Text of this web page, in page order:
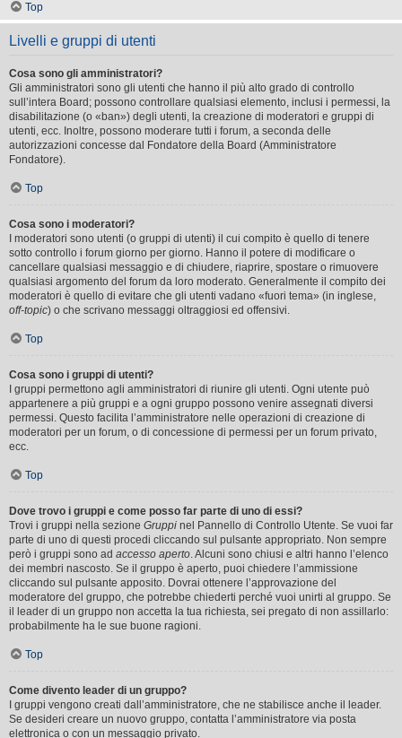
Top
Livelli e gruppi di utenti
Cosa sono gli amministratori?
Gli amministratori sono gli utenti che hanno il più alto grado di controllo
sull’intera Board; possono controllare qualsiasi elemento, inclusi i permessi, la
disabilitazione (o «ban») degli utenti, la creazione di moderatori e gruppi di
utenti, ecc. Inoltre, possono moderare tutti i forum, a seconda delle
autorizzazioni concesse dal Fondatore della Board (Amministratore
Fondatore).
Top
Cosa sono i moderatori?
I moderatori sono utenti (o gruppi di utenti) il cui compito è quello di tenere
sotto controllo i forum giorno per giorno. Hanno il potere di modificare o
cancellare qualsiasi messaggio e di chiudere, riaprire, spostare o rimuovere
qualsiasi argomento del forum da loro moderato. Generalmente il compito dei
moderatori è quello di evitare che gli utenti vadano «fuori tema» (in inglese,
off-topic) o che scrivano messaggi oltraggiosi ed offensivi.
Top
Cosa sono i gruppi di utenti?
I gruppi permettono agli amministratori di riunire gli utenti. Ogni utente può
appartenere a più gruppi e a ogni gruppo possono venire assegnati diversi
permessi. Questo facilita l’amministratore nelle operazioni di creazione di
moderatori per un forum, o di concessione di permessi per un forum privato,
ecc.
Top
Dove trovo i gruppi e come posso far parte di uno di essi?
Trovi i gruppi nella sezione Gruppi nel Pannello di Controllo Utente. Se vuoi far
parte di uno di questi procedi cliccando sul pulsante appropriato. Non sempre
però i gruppi sono ad accesso aperto. Alcuni sono chiusi e altri hanno l’elenco
dei membri nascosto. Se il gruppo è aperto, puoi chiedere l’ammissione
cliccando sul pulsante apposito. Dovrai ottenere l’approvazione del
moderatore del gruppo, che potrebbe chiederti perché vuoi unirti al gruppo. Se
il leader di un gruppo non accetta la tua richiesta, sei pregato di non assillarlo:
probabilmente ha le sue buone ragioni.
Top
Come divento leader di un gruppo?
I gruppi vengono creati dall’amministratore, che ne stabilisce anche il leader.
Se desideri creare un nuovo gruppo, contatta l’amministratore via posta
elettronica o con un messaggio privato.